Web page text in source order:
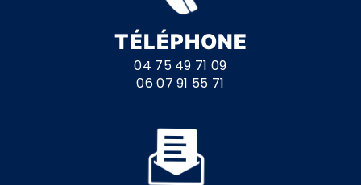
TÉLÉPHONE
04 75 49 71 09
06 07 91 55 71